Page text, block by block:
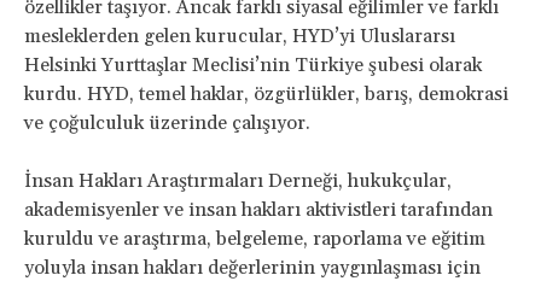
özellikler taşıyor. Ancak farklı siyasal eğilimler ve farklı
mesleklerden gelen kurucular, HYD’yi Uluslararsı
Helsinki Yurttaşlar Meclisi’nin Türkiye şubesi olarak
kurdu. HYD, temel haklar, özgürlükler, barış, demokrasi
ve çoğulculuk üzerinde çalışıyor.
İnsan Hakları Araştırmaları Derneği, hukukçular,
akademisyenler ve insan hakları aktivistleri tarafından
kuruldu ve araştırma, belgeleme, raporlama ve eğitim
yoluyla insan hakları değerlerinin yaygınlaşması için